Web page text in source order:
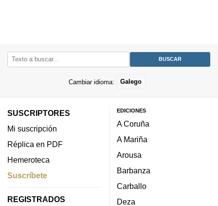
Cambiar idioma: Galego
SUSCRIPTORES
Mi suscripción
Réplica en PDF
Hemeroteca
Suscríbete
REGISTRADOS
EDICIONES
A Coruña
A Mariña
Arousa
Barbanza
Carballo
Deza